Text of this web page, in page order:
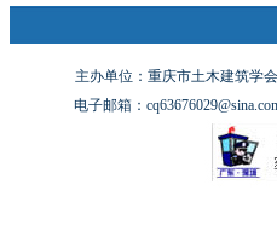
主办单位：重庆市土木建筑学
电子邮箱：